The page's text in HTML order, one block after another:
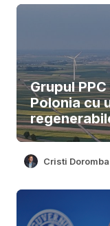
Grupul
Polonia cu
Cristi